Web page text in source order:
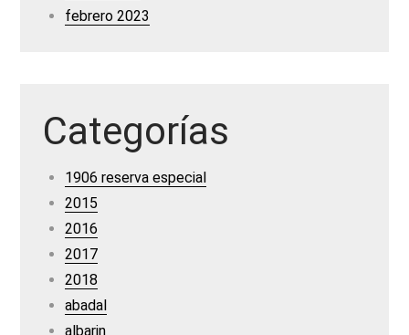
febrero 2023
Categorías
1906 reserva especial
2015
2016
2017
2018
abadal
albarin